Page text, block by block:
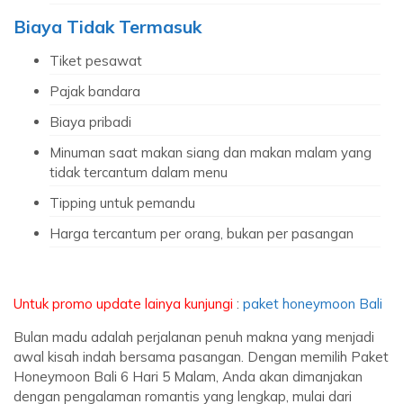
Biaya Tidak Termasuk
Tiket pesawat
Pajak bandara
Biaya pribadi
Minuman saat makan siang dan makan malam yang
tidak tercantum dalam menu
Tipping untuk pemandu
Harga tercantum per orang, bukan per pasangan
Untuk promo update lainya kunjungi : paket honeymoon Bali
Bulan madu adalah perjalanan penuh makna yang menjadi
awal kisah indah bersama pasangan. Dengan memilih Paket
Honeymoon Bali 6 Hari 5 Malam, Anda akan dimanjakan
dengan pengalaman romantis yang lengkap, mulai dari